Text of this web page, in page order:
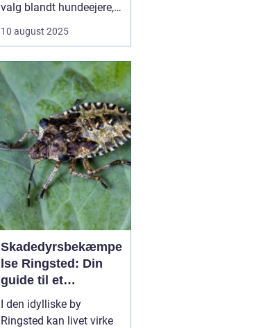
valg blandt hundeejere,
firbenede ven frihed til at
samtidig med at de
beholder kontrollen.
Denne artikel dykker ned
i de mange ...
10 august 2025
Skadedyrsbekæmpe
lse Ringsted: Din
guide til et
skadedyrfrit hjem
I den idylliske by
Ringsted kan livet virke